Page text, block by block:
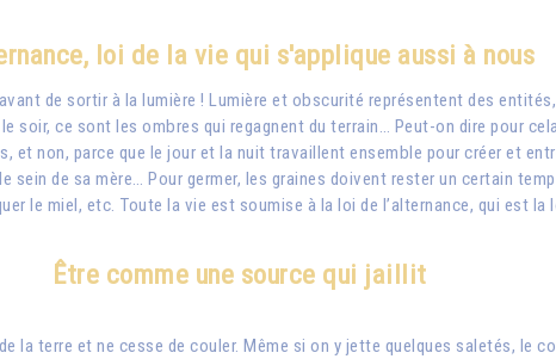
loi de la vie qui s'applique aussi à nous
de sortir à la lumière ! Lumière et obscurité représentent des
soir, ce sont les ombres qui regagnent du terrain… Peut-on dire pour
et non, parce que le jour et la nuit travaillent ensemble pour créer et
sein de sa mère… Pour germer, les graines doivent rester un certain
le miel, etc. Toute la vie est soumise à la loi de l’alternance, qui est
Être comme une source qui jaillit
la terre et ne cesse de couler. Même si on y jette quelques saletés, le